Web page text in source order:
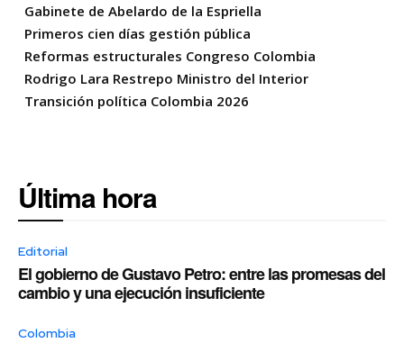
Gabinete de Abelardo de la Espriella
Primeros cien días gestión pública
Reformas estructurales Congreso Colombia
Rodrigo Lara Restrepo Ministro del Interior
Transición política Colombia 2026
Última hora
Editorial
El gobierno de Gustavo Petro: entre las promesas del
cambio y una ejecución insuficiente
Colombia